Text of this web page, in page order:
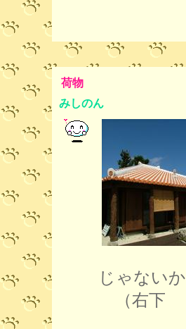
荷物
みしのん
じゃないか
（右下